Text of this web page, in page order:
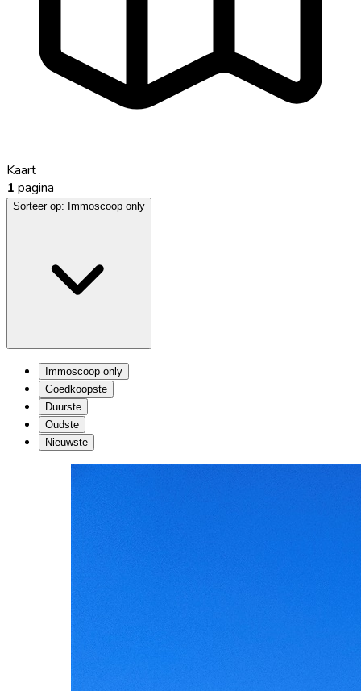
Kaart
1 pagina
Sorteer op: Immoscoop only
Immoscoop only
Goedkoopste
Duurste
Oudste
Nieuwste